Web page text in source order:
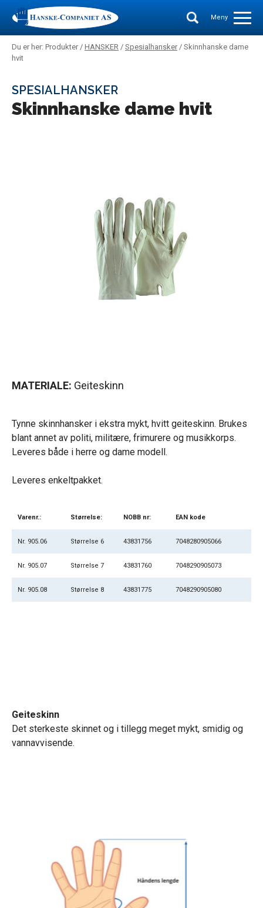
Meny
Du er her: Produkter / HANSKER / Spesialhansker / Skinnhanske dame
hvit
SPESIALHANSKER
Skinnhanske dame hvit
MATERIALE: Geiteskinn
Tynne skinnhansker i ekstra mykt, hvitt geiteskinn. Brukes
blant annet av politi, militære, frimurere og musikkorps.
Leveres både i herre og dame modell.
Leveres enkeltpakket.
Varenr.: Størrelse: NOBB nr: EAN kode
Nr. 905.06 Størrelse 6 43831756 7048280905066
Nr. 905.07 Størrelse 7 43831760 7048290905073
Nr. 905.08 Størrelse 8 43831775 7048290905080
Geiteskinn
Det sterkeste skinnet og i tillegg meget mykt, smidig og
vannavvisende.